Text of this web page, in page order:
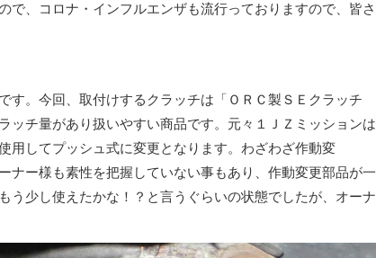
、コロナ・インフルエンザも流行っておりますので、皆さ
す。今回、取付けするクラッチは「ＯＲＣ製ＳＥクラッチ
ッチ量があり扱いやすい商品です。元々１ＪＺミッションは
用してプッシュ式に変更となります。わざわざ作動変
ー様も素性を把握していない事もあり、作動変更部品が一
少し使えたかな！？と言うぐらいの状態でしたが、オーナ